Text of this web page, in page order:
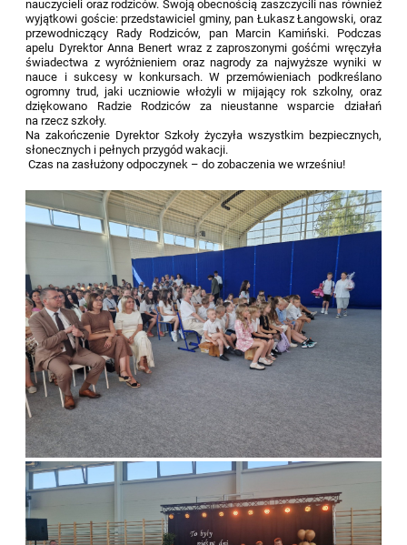
nauczycieli oraz rodziców. Swoją obecnością zaszczycili nas również
wyjątkowi goście: przedstawiciel gminy, pan Łukasz Łangowski, oraz
przewodniczący Rady Rodziców, pan Marcin Kamiński. Podczas
apelu Dyrektor Anna Benert wraz z zaproszonymi gośćmi wręczyła
świadectwa z wyróżnieniem oraz nagrody za najwyższe wyniki w
nauce i sukcesy w konkursach. W przemówieniach podkreślano
ogromny trud, jaki uczniowie włożyli w mijający rok szkolny, oraz
dziękowano Radzie Rodziców za nieustanne wsparcie działań
na rzecz szkoły.
Na zakończenie Dyrektor Szkoły życzyła wszystkim bezpiecznych,
słonecznych i pełnych przygód wakacji.
Czas na zasłużony odpoczynek – do zobaczenia we wrześniu!